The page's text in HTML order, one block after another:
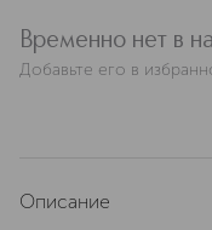
Временно нет в
Добавьте его в
Описание